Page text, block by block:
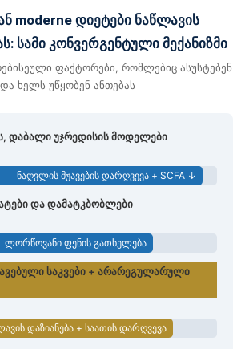
moderne დიეტები ნაწლავის
სამი კონვერგენტული მექანიზმი
ფაქტორები, რომლებიც ასუსტებენ
ხელს უწყობენ ანთებას
დაბალი უჯრედისის მოდელები
ნაღვლის მჟავების დარღვევა + SCFA ↓
და დამატკბობლები
ლორწოვანი ფენის გათხელება
საკვები + არარეგულარული
დაზიანება + საათის დარღვევა